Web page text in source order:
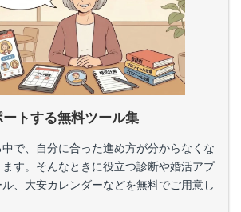
トする無料ツール集
で、自分に合った進め方が分からなくな
す。そんなときに役立つ診断や婚活アプ
、大安カレンダーなどを無料でご用意し